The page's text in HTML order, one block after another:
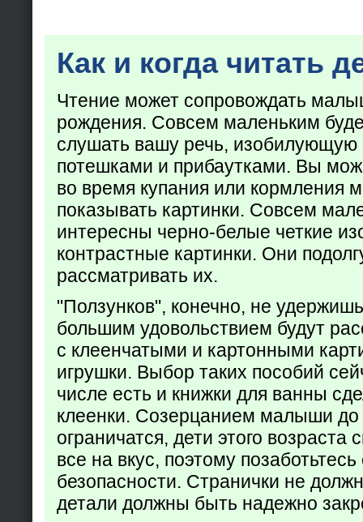
Как и когда читать
Чтение может сопровождать
рождения. Совсем маленьким
слушать вашу речь,
потешками и прибаутками. Вы
во время купания или кормления
показывать картинки. Совсем
интересны черно-белые четкие
контрастные картинки. Они
рассматривать их.
"Ползунков", конечно, не
большим удовольствием будут
с клеенчатыми и картонными
игрушки. Выбор таких пособий
числе есть и книжки для ванны
клеенки. Созерцанием малыши до
ограничатся, дети этого возраста
все на вкус, поэтому позаботьтесь
безопасности. Странички не
детали должны быть надежно